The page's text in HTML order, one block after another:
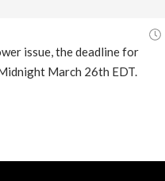
issue, the deadline for
March 26th EDT.